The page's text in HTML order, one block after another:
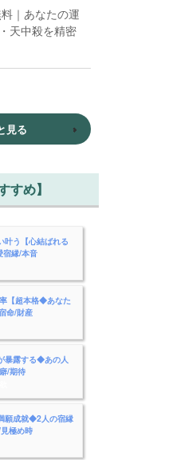
｜あなたの運
天中殺を精密
見る
め】
う【心結ばれる
宿縁/本音
【超本格◆あなた
命/財産
暴露する◆あの人
/期待
願成就◆2人の宿縁
極め時